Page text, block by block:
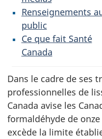
Renseignements
public
Ce que fait Santé
Canada
Dans le cadre de ses
professionnelles de
Canada avise les
formaldéhyde de
excède la limite